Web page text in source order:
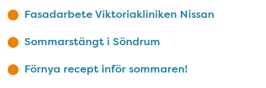
Fasadarbete Viktoriakliniken Nissan
Sommarstängt i Söndrum
Förnya recept inför sommaren!